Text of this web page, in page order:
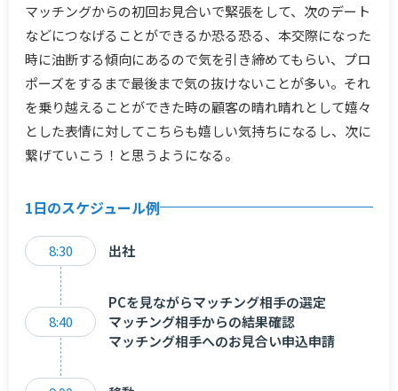
マッチングからの初回お見合いで緊張をして、次のデート
などにつなげることができるか恐る恐る、本交際になった
時に油断する傾向にあるので気を引き締めてもらい、プロ
ポーズをするまで最後まで気の抜けないことが多い。それ
を乗り越えることができた時の顧客の晴れ晴れとして嬉々
とした表情に対してこちらも嬉しい気持ちになるし、次に
繋げていこう！と思うようになる。
1日のスケジュール例
8:30 出社
8:40
PCを見ながらマッチング相手の選定
マッチング相手からの結果確認
マッチング相手へのお見合い申込申請